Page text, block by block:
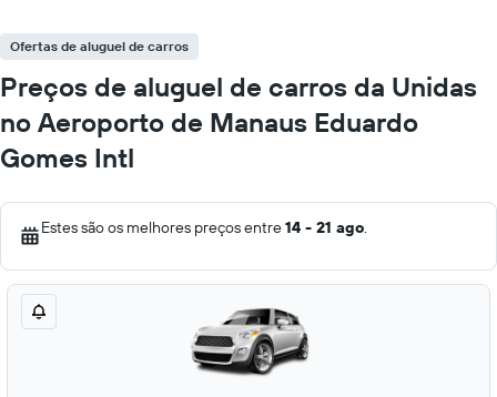
Ofertas de aluguel de carros
Preços de aluguel de carros da Unidas
no Aeroporto de Manaus Eduardo
Gomes Intl
Estes são os melhores preços entre14 - 21 ago.